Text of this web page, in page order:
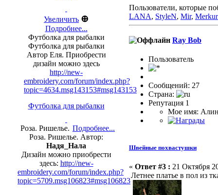
Увеличить ⊕
Подробнее...
Футболка для рыбалки
Футболка для рыбалки
Автор Еля. Приобрести
дизайн можно здесь
http://new-
embroidery.com/forum/index.php?
topic=4634.msg143153#msg143153
Футболка для рыбалки
Подробнее...
Роза. Ришелье.
Роза. Ришелье. Автор:
Надя_Нала
Дизайн можно приобрести
здесь: http://new-
embroidery.com/forum/index.php?
topic=5709.msg106823#msg106823
Пользователи, которые
LANA, StyleN, Mir,
Ray Bob
Пользоватeль
Сообщений: 27
Страна:
Репутация 1
Мое имя:
Швейные похвастушки
« Ответ #3 : 21 Октября
Летнее платье в пол из